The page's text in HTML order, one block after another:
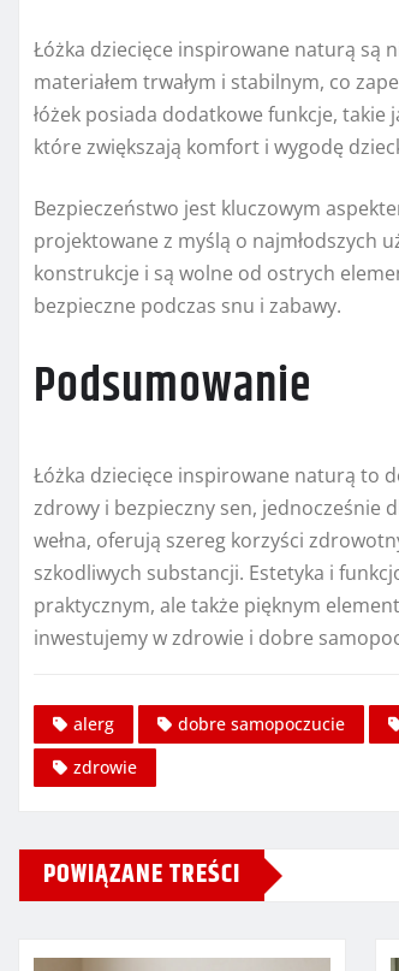
Łóżka dziecięce inspirowane naturą są
materiałem trwałym i stabilnym, co
łóżek posiada dodatkowe funkcje, takie
które zwiększają komfort i wygodę
Bezpieczeństwo jest kluczowym
projektowane z myślą o najmłodszych
konstrukcje i są wolne od ostrych
bezpieczne podczas snu i zabawy.
Podsumowanie
Łóżka dziecięce inspirowane naturą to
zdrowy i bezpieczny sen, jednocześnie
wełna, oferują szereg korzyści
szkodliwych substancji. Estetyka i
praktycznym, ale także pięknym
inwestujemy w zdrowie i dobre
alerg dobre samopoczucie
zdrowie
POWIĄZANE TREŚCI